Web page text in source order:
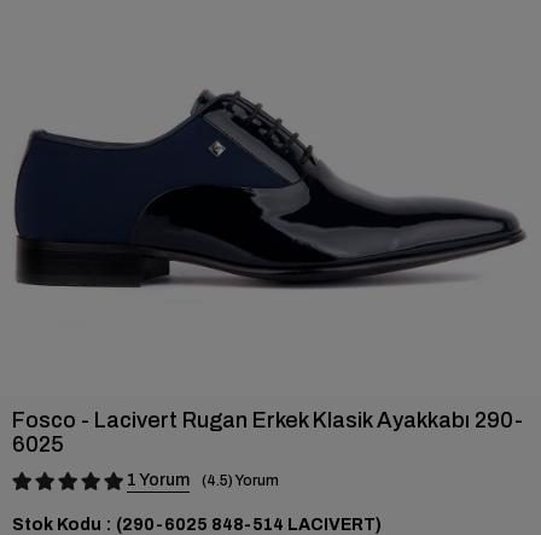
Fosco - Lacivert Rugan Erkek Klasik Ayakkabı 290-
6025
1 4.5
Stok Kodu (290-6025 848-514 LACIVERT)